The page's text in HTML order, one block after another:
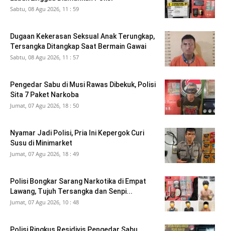
Sabtu, 08 Agu 2026, 11 : 59
Dugaan Kekerasan Seksual Anak Terungkap,
Tersangka Ditangkap Saat Bermain Gawai
Sabtu, 08 Agu 2026, 11 : 57
Pengedar Sabu di Musi Rawas Dibekuk, Polisi
Sita 7 Paket Narkoba
Jumat, 07 Agu 2026, 18 : 50
Nyamar Jadi Polisi, Pria Ini Kepergok Curi
Susu di Minimarket
Jumat, 07 Agu 2026, 18 : 49
Polisi Bongkar Sarang Narkotika di Empat
Lawang, Tujuh Tersangka dan Senpi...
Jumat, 07 Agu 2026, 10 : 48